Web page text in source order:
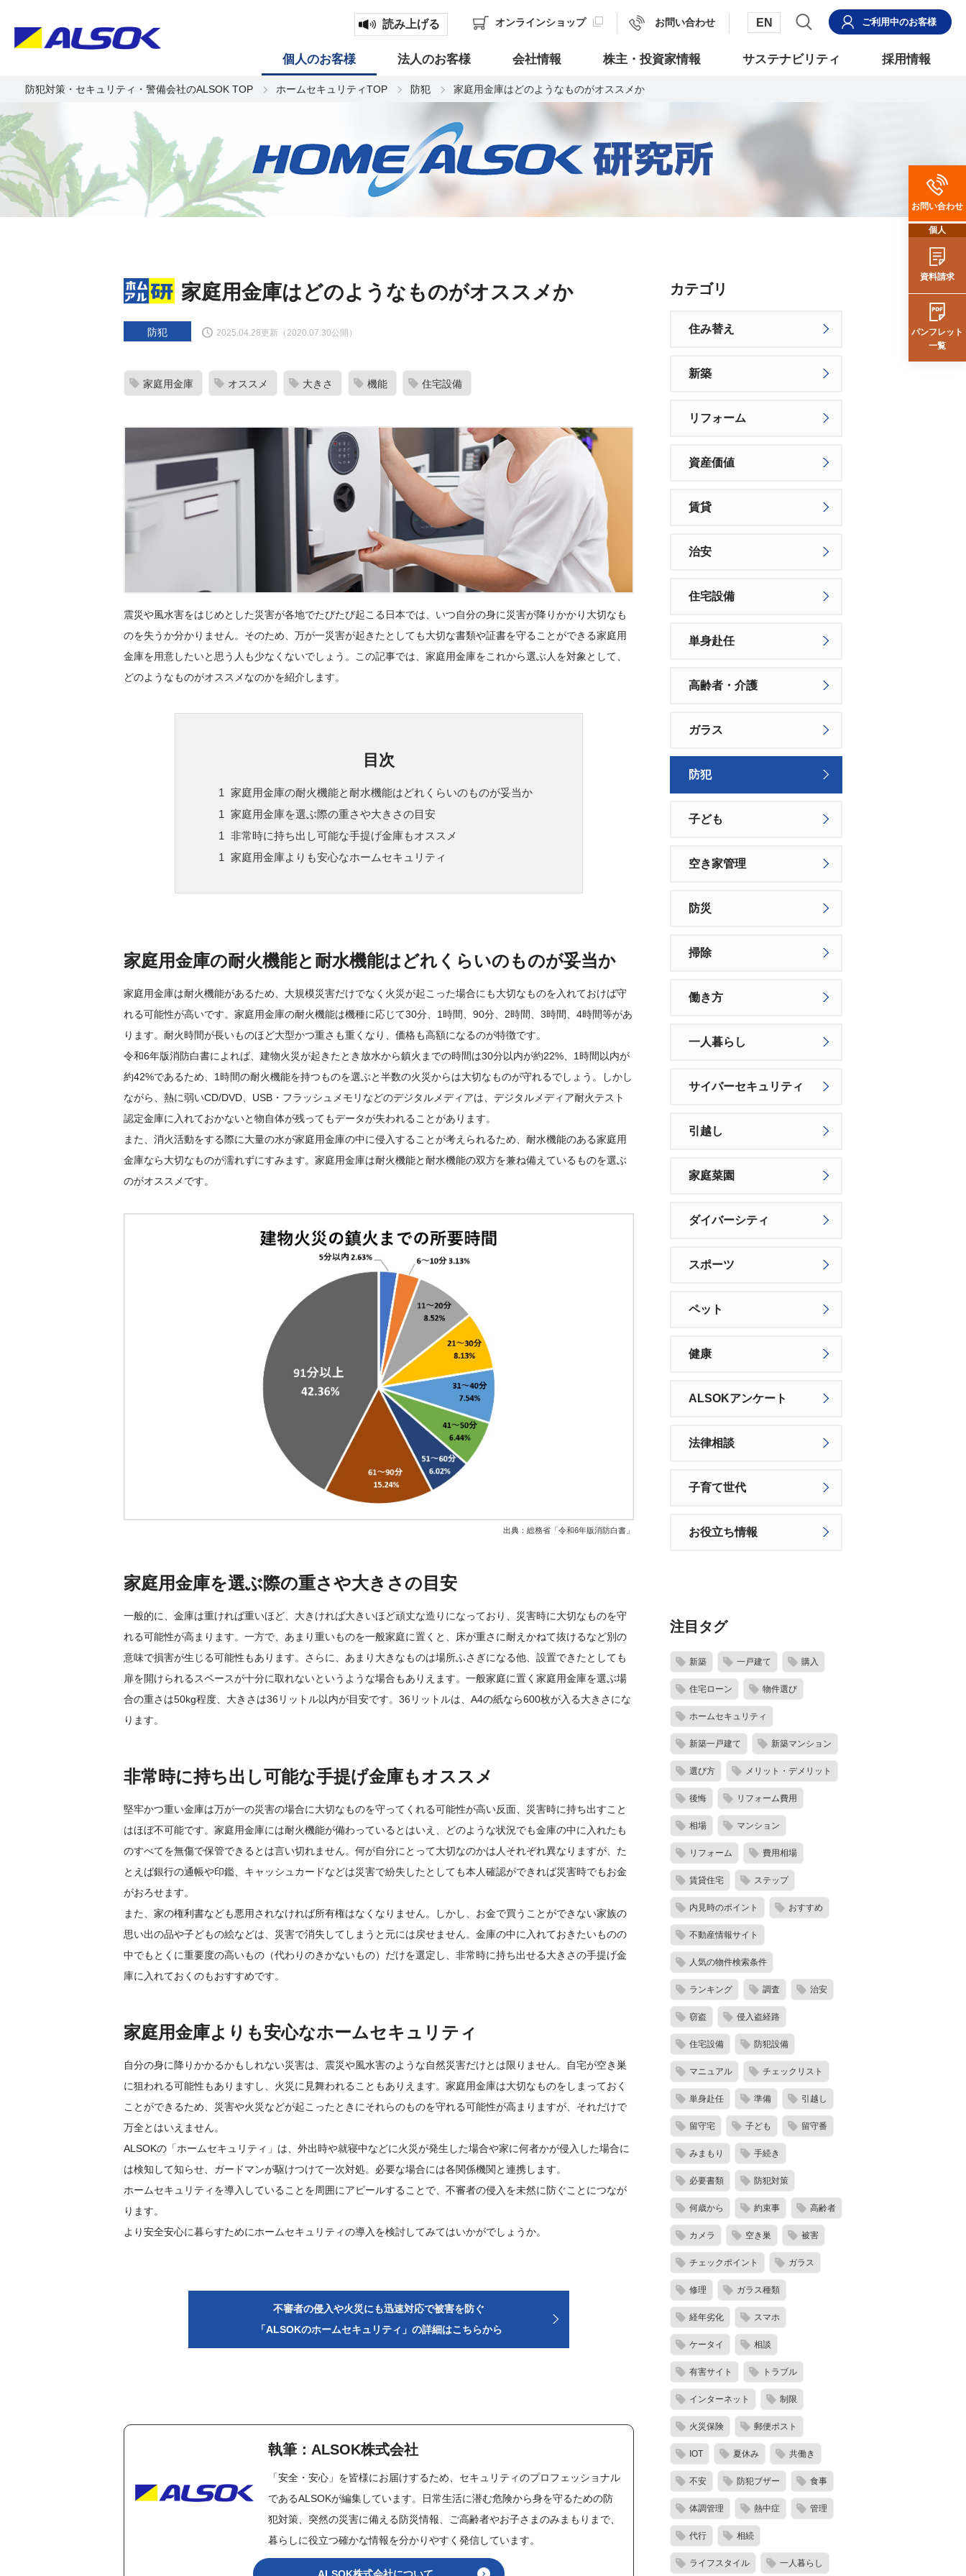
読み上げる オンラインショップ お問い合わせ EN ご利用中のお客様
個人のお客様 法人のお客様 会社情報 株主・投資家情報 サステナビリティ 採用情報
防犯対策・セキュリティ・警備会社のALSOK TOP ホームセキュリティTOP 防犯 家庭用金庫はどのようなものがオススメか
家庭用金庫はどのようなものがオススメか
防犯 2025.04.28更新（2020.07.30公開）
家庭用金庫 オススメ 大きさ 機能 住宅設備
震災や風水害をはじめとした災害が各地でたびたび起こる日本では、いつ自分の身に災害が降りかかり大切なも
のを失うか分かりません。そのため、万が一災害が起きたとしても大切な書類や証書を守ることができる家庭用
金庫を用意したいと思う人も少なくないでしょう。この記事では、家庭用金庫をこれから選ぶ人を対象として、
どのようなものがオススメなのかを紹介します。
目次
家庭用金庫の耐火機能と耐水機能はどれくらいのものが妥当か
家庭用金庫を選ぶ際の重さや大きさの目安
非常時に持ち出し可能な手提げ金庫もオススメ
家庭用金庫よりも安心なホームセキュリティ
家庭用金庫の耐火機能と耐水機能はどれくらいのものが妥当か
家庭用金庫は耐火機能があるため、大規模災害だけでなく火災が起こった場合にも大切なものを入れておけば守
れる可能性が高いです。家庭用金庫の耐火機能は機種に応じて30分、1時間、90分、2時間、3時間、4時間等があ
ります。耐火時間が長いものほど大型かつ重さも重くなり、価格も高額になるのが特徴です。
令和6年版消防白書によれば、建物火災が起きたとき放水から鎮火までの時間は30分以内が約22%、1時間以内が
約42%であるため、1時間の耐火機能を持つものを選ぶと半数の火災からは大切なものが守れるでしょう。しかし
ながら、熱に弱いCD/DVD、USB・フラッシュメモリなどのデジタルメディアは、デジタルメディア耐火テスト
認定金庫に入れておかないと物自体が残ってもデータが失われることがあります。
また、消火活動をする際に大量の水が家庭用金庫の中に侵入することが考えられるため、耐水機能のある家庭用
金庫なら大切なものが濡れずにすみます。家庭用金庫は耐火機能と耐水機能の双方を兼ね備えているものを選ぶ
のがオススメです。
出典： 総務省「令和6年版消防白書」
家庭用金庫を選ぶ際の重さや大きさの目安
一般的に、金庫は重ければ重いほど、大きければ大きいほど頑丈な造りになっており、災害時に大切なものを守
れる可能性が高まります。一方で、あまり重いものを一般家庭に置くと、床が重さに耐えかねて抜けるなど別の
意味で損害が生じる可能性もあります。さらに、あまり大きなものは場所ふさぎになる他、設置できたとしても
扉を開けられるスペースが十分に取れないというような場合もありえます。一般家庭に置く家庭用金庫を選ぶ場
合の重さは50kg程度、大きさは36リットル以内が目安です。36リットルは、A4の紙なら600枚が入る大きさにな
ります。
非常時に持ち出し可能な手提げ金庫もオススメ
堅牢かつ重い金庫は万が一の災害の場合に大切なものを守ってくれる可能性が高い反面、災害時に持ち出すこと
はほぼ不可能です。家庭用金庫には耐火機能が備わっているとはいえ、どのような状況でも金庫の中に入れたも
のすべてを無傷で保管できるとは言い切れません。何が自分にとって大切なのかは人それぞれ異なりますが、た
とえば銀行の通帳や印鑑、キャッシュカードなどは災害で紛失したとしても本人確認ができれば災害時でもお金
がおろせます。
また、家の権利書なども悪用されなければ所有権はなくなりません。しかし、お金で買うことができない家族の
思い出の品や子どもの絵などは、災害で消失してしまうと元には戻せません。金庫の中に入れておきたいものの
中でもとくに重要度の高いもの（代わりのきかないもの）だけを選定し、非常時に持ち出せる大きさの手提げ金
庫に入れておくのもおすすめです。
家庭用金庫よりも安心なホームセキュリティ
自分の身に降りかかるかもしれない災害は、震災や風水害のような自然災害だけとは限りません。自宅が空き巣
に狙われる可能性もありますし、火災に見舞われることもありえます。家庭用金庫は大切なものをしまっておく
ことができるため、災害や火災などが起こったときにそれらのものを守れる可能性が高まりますが、それだけで
万全とはいえません。
ALSOKの「ホームセキュリティ」は、外出時や就寝中などに火災が発生した場合や家に何者かが侵入した場合に
は検知して知らせ、ガードマンが駆けつけて一次対処。必要な場合には各関係機関と連携します。
ホームセキュリティを導入していることを周囲にアピールすることで、不審者の侵入を未然に防ぐことにつなが
ります。
より安全安心に暮らすためにホームセキュリティの導入を検討してみてはいかがでしょうか。
不審者の侵入や火災にも迅速対応で被害を防ぐ
「ALSOKのホームセキュリティ」の詳細はこちらから
執筆：ALSOK株式会社
「安全・安心」を皆様にお届けするため、セキュリティのプロフェッショナル
であるALSOKが編集しています。日常生活に潜む危険から身を守るための防
犯対策、突然の災害に備える防災情報、ご高齢者やお子さまのみまもりまで、
暮らしに役立つ確かな情報を分かりやすく発信しています。
ALSOK株式会社について
カテゴリ
住み替え
新築
リフォーム
資産価値
賃貸
治安
住宅設備
単身赴任
高齢者・介護
ガラス
防犯
子ども
空き家管理
防災
掃除
働き方
一人暮らし
サイバーセキュリティ
引越し
家庭菜園
ダイバーシティ
スポーツ
ペット
健康
ALSOKアンケート
法律相談
子育て世代
お役立ち情報
注目タグ
新築 一戸建て 購入
住宅ローン 物件選び
ホームセキュリティ
新築一戸建て 新築マンション
選び方 メリット・デメリット
後悔 リフォーム費用
相場 マンション
リフォーム 費用相場
賃貸住宅 ステップ
内見時のポイント おすすめ
不動産情報サイト
人気の物件検索条件
ランキング 調査 治安
窃盗 侵入盗経路
住宅設備 防犯設備
マニュアル チェックリスト
単身赴任 準備 引越し
留守宅 子ども 留守番
みまもり 手続き
必要書類 防犯対策
何歳から 約束事 高齢者
カメラ 空き巣 被害
チェックポイント ガラス
修理 ガラス種類
経年劣化 スマホ
ケータイ 相談
有害サイト トラブル
インターネット 制限
火災保険 郵便ポスト
IOT 夏休み 共働き
不安 防犯ブザー 食事
体調管理 熱中症 管理
代行 相続
ライフスタイル 一人暮らし
お問い合わせ
個人
資料請求
パンフレット
一覧